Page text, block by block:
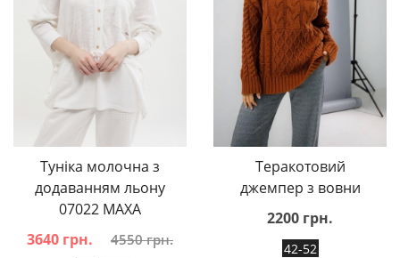
Туніка молочна з
додаванням льону
07022 MAXA
3640 грн.
4550 грн.
Теракотовий
джемпер з вовни
2200 грн.
42-52